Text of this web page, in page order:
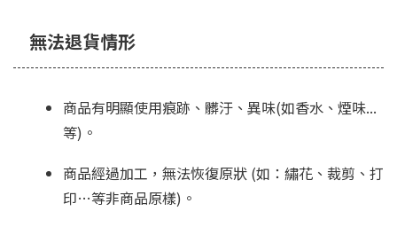
無法退貨情形
商品有明顯使用痕跡、髒汙、異味(如香水、煙味...
等)。
商品經過加工，無法恢復原狀 (如：繡花、裁剪、打
印…等非商品原樣)。